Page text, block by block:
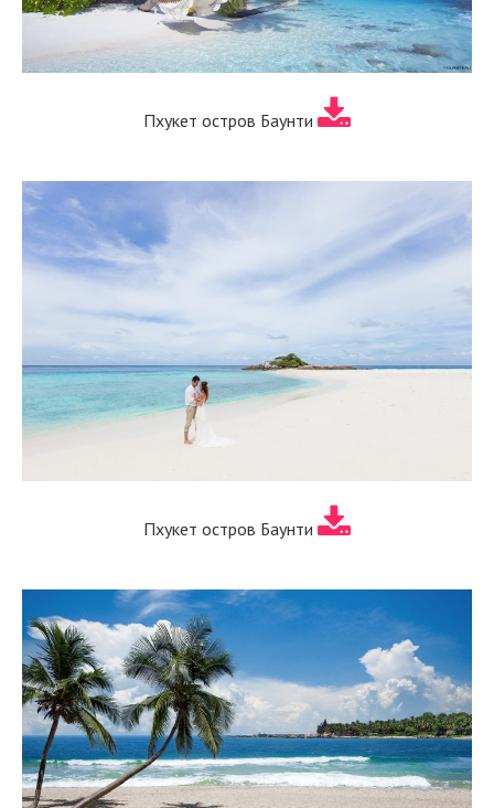
Пхукет остров Баунти
Пхукет остров Баунти